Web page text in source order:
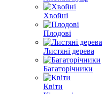
Хвойні
Плодові
Листяні дерева
Багаторічники
Квіти